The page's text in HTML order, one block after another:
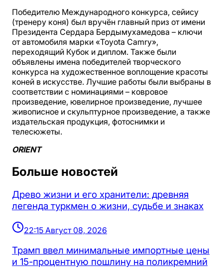
Победителю Международного конкурса, сейису
(тренеру коня) был вручён главный приз от имени
Президента Сердара Бердымухамедова – ключи
от автомобиля марки «Toyota Camry»,
переходящий Кубок и диплом. Также были
объявлены имена победителей творческого
конкурса на художественное воплощение красоты
коней в искусстве. Лучшие работы были выбраны в
соответствии с номинациями – ковровое
произведение, ювелирное произведение, лучшее
живописное и скульптурное произведение, а также
издательская продукция, фотоснимки и
телесюжеты.
ORIENT
Больше новостей
Древо жизни и его хранители: древняя
легенда туркмен о жизни, судьбе и знаках
22:15 Август 08, 2026
Трамп ввел минимальные импортные цены
и 15-процентную пошлину на поликремний